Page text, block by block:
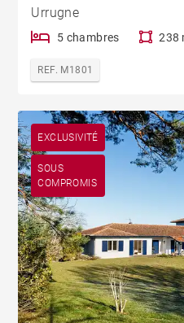
Urrugne
5 chambres 238
REF. M1801
EXCLUSIVITÉ
SOUS
COMPROMIS